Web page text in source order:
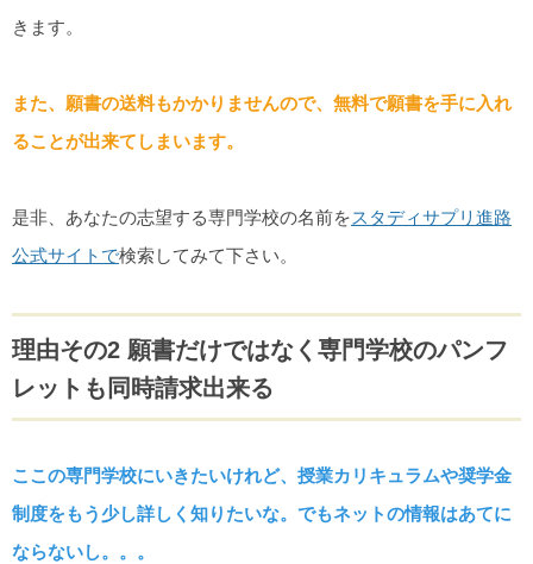
きます。
また、願書の送料もかかりませんので、無料で願書を手に入れ
ることが出来てしまいます。
是非、あなたの志望する専門学校の名前をスタディサプリ進路
公式サイトで検索してみて下さい。
理由その2 願書だけではなく専門学校のパンフ
レットも同時請求出来る
ここの専門学校にいきたいけれど、授業カリキュラムや奨学金
制度をもう少し詳しく知りたいな。でもネットの情報はあてに
ならないし。。。